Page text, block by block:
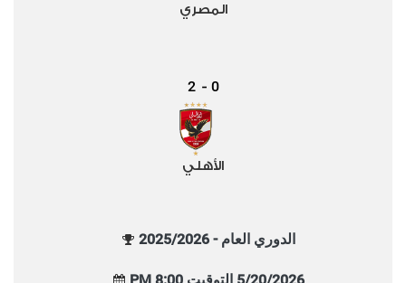
المصري
0
-
2
الأهلي
الدوري العام - 2025/2026